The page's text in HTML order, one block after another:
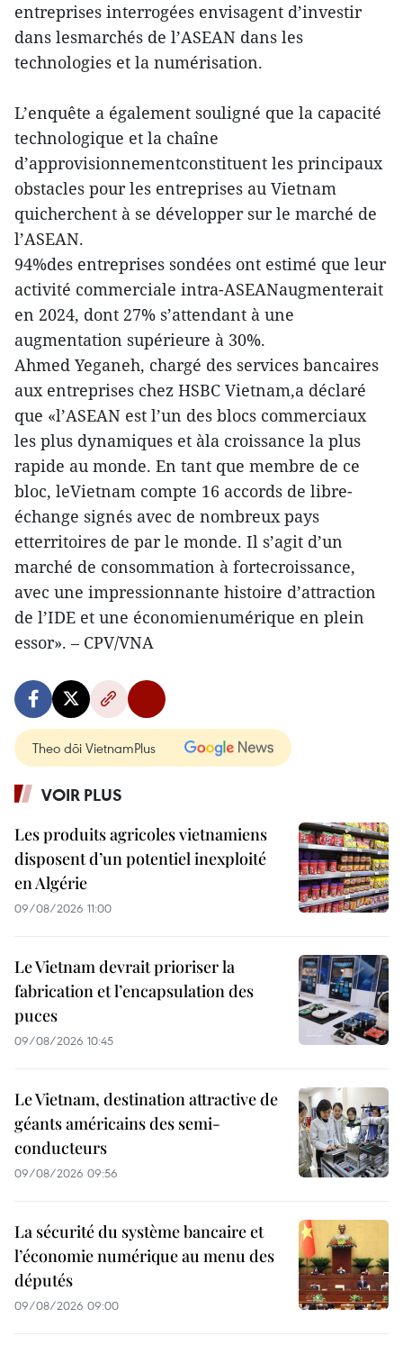
entreprises interrogées envisagent d’investir
dans lesmarchés de l’ASEAN dans les
technologies et la numérisation.
L’enquête a également souligné que la capacité
technologique et la chaîne
d’approvisionnementconstituent les principaux
obstacles pour les entreprises au Vietnam
quicherchent à se développer sur le marché de
l’ASEAN.
94%des entreprises sondées ont estimé que leur
activité commerciale intra-ASEANaugmenterait
en 2024, dont 27% s’attendant à une
augmentation supérieure à 30%.
Ahmed Yeganeh, chargé des services bancaires
aux entreprises chez HSBC Vietnam,a déclaré
que «l’ASEAN est l’un des blocs commerciaux
les plus dynamiques et àla croissance la plus
rapide au monde. En tant que membre de ce
bloc, leVietnam compte 16 accords de libre-
échange signés avec de nombreux pays
etterritoires de par le monde. Il s’agit d’un
marché de consommation à fortecroissance,
avec une impressionnante histoire d’attraction
de l’IDE et une économienumérique en plein
essor». – CPV/VNA
Theo dõi VietnamPlus
VOIR PLUS
Les produits agricoles vietnamiens
disposent d’un potentiel inexploité
en Algérie
09/08/2026 11:00
Le Vietnam devrait prioriser la
fabrication et l’encapsulation des
puces
09/08/2026 10:45
Le Vietnam, destination attractive de
géants américains des semi-
conducteurs
09/08/2026 09:56
La sécurité du système bancaire et
l’économie numérique au menu des
députés
09/08/2026 09:00